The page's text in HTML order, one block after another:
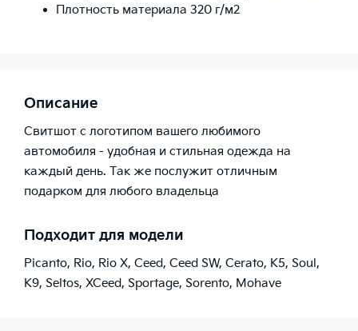
Плотность материала 320 г/м2
Описание
Свитшот с логотипом вашего любимого
автомобиля - удобная и стильная одежда на
каждый день. Так же послужит отличным
подарком для любого владельца
Подходит для модели
Picanto, Rio, Rio X, Ceed, Ceed SW, Cerato, K5, Soul,
K9, Seltos, XCeed, Sportage, Sorento, Mohave